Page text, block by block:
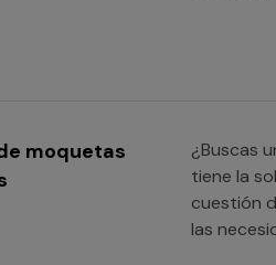
moquetas
¿Buscas
tiene la
cuestión
las